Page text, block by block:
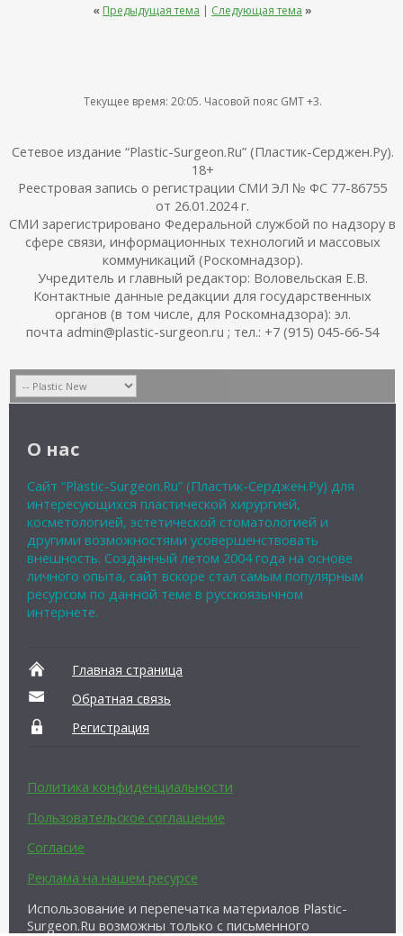
« Предыдущая тема | Следующая тема »
Текущее время: 20:05. Часовой пояс GMT +3.
Сетевое издание “Plastic-Surgeon.Ru” (Пластик-Серджен.Ру).
18+
Реестровая запись о регистрации СМИ ЭЛ № ФС 77-86755
от 26.01.2024 г.
СМИ зарегистрировано Федеральной службой по надзору в
сфере связи, информационных технологий и массовых
коммуникаций (Роскомнадзор).
Учредитель и главный редактор: Воловельская Е.В.
Контактные данные редакции для государственных
органов (в том числе, для Роскомнадзора): эл.
почта admin@plastic-surgeon.ru ; тел.: +7 (915) 045-66-54
О нас
Сайт “Plastic-Surgeon.Ru” (Пластик-Серджен.Ру) для
интересующихся пластической хирургией,
косметологией, эстетической стоматологией и
другими возможностями усовершенствовать
внешность. Созданный летом 2004 года на основе
личного опыта, сайт вскоре стал самым популярным
ресурсом по данной теме в русскоязычном
интернете.
Главная страница
Обратная связь
Регистрация
Политика конфиденциальности
Пользовательское соглашение
Согласие
Реклама на нашем ресурсе
Использование и перепечатка материалов Plastic-
Surgeon.Ru возможны только с письменного